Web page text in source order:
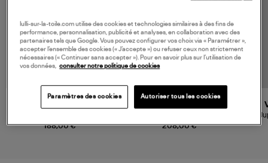
188,00 €
208,00 €
lulli-sur-la-toile.com utilise des cookies et technologies similaires à des fins de
performance, personnalisation, publicité et analyses, en collaboration avec des
partenaires tels que Google. Vous pouvez configurer vos choix via « Paramétrer »,
accepter l’ensemble des cookies (« J’accepte ») ou refuser ceux non strictement
nécessaires (« Continuer sans accepter »). Pour en savoir plus sur l’utilisation de
vos données,
consulter notre politique de cookies
Paramètres des cookies Autoriser tous les cookies